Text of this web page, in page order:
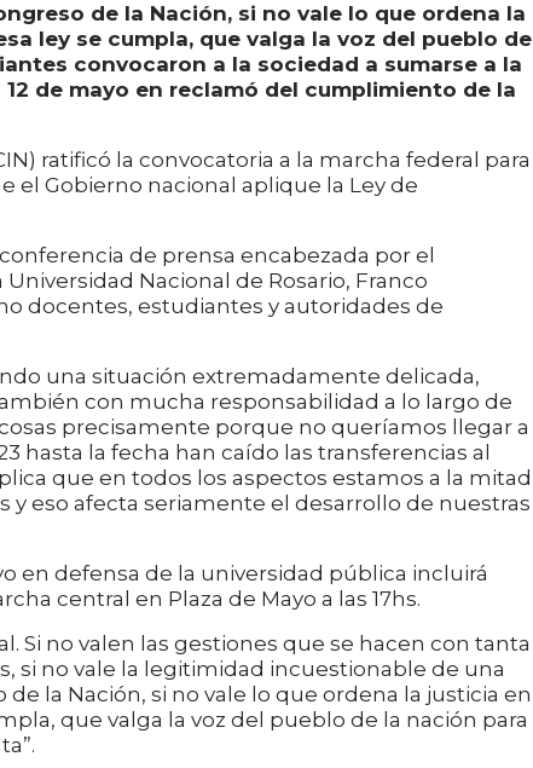
de la Nación, si no vale lo que ordena la
ley se cumpla, que valga la voz del pueblo de
convocaron a la sociedad a sumarse a la
de mayo en reclamó del cumplimiento de la
ratificó la convocatoria a la marcha federal para
el Gobierno nacional aplique la Ley de
de prensa encabezada por el
Nacional de Rosario, Franco
docentes, estudiantes y autoridades de
una situación extremadamente delicada,
con mucha responsabilidad a lo largo de
precisamente porque no queríamos llegar a
hasta la fecha han caído las transferencias al
que en todos los aspectos estamos a la mitad
y eso afecta seriamente el desarrollo de nuestras
en defensa de la universidad pública incluirá
central en Plaza de Mayo a las 17hs.
Si no valen las gestiones que se hacen con tanta
si no vale la legitimidad incuestionable de una
la Nación, si no vale lo que ordena la justicia en
que valga la voz del pueblo de la nación para